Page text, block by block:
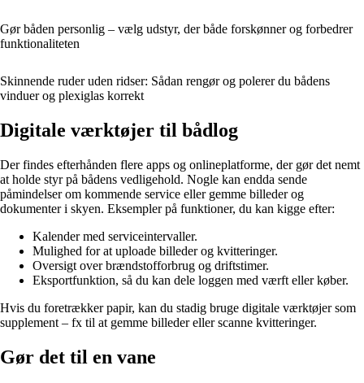
Gør båden personlig – vælg udstyr, der både forskønner og forbedrer
funktionaliteten
Skinnende ruder uden ridser: Sådan rengør og polerer du bådens
vinduer og plexiglas korrekt
Digitale værktøjer til bådlog
Der findes efterhånden flere apps og onlineplatforme, der gør det nemt
at holde styr på bådens vedligehold. Nogle kan endda sende
påmindelser om kommende service eller gemme billeder og
dokumenter i skyen. Eksempler på funktioner, du kan kigge efter:
Kalender med serviceintervaller.
Mulighed for at uploade billeder og kvitteringer.
Oversigt over brændstofforbrug og driftstimer.
Eksportfunktion, så du kan dele loggen med værft eller køber.
Hvis du foretrækker papir, kan du stadig bruge digitale værktøjer som
supplement – fx til at gemme billeder eller scanne kvitteringer.
Gør det til en vane